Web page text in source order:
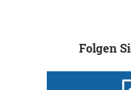
Folgen